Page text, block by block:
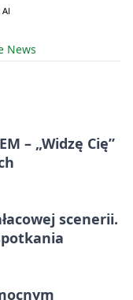
News
– „Widzę Cię”
scenerii.